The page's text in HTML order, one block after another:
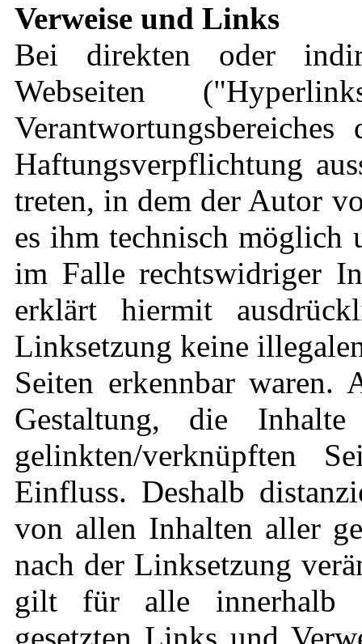
Verweise und Links
Bei direkten oder
Webseiten
Haftungsverpflichtung
treten, in dem der Autor
es ihm technisch möglich
im Falle rechtswidriger
erklärt hiermit
Linksetzung keine
Seiten erkennbar
Gestaltung, die
gelinkten/verknüpften
Einfluss. Deshalb
von allen Inhalten aller
nach der Linksetzung
gilt für alle innerhalb